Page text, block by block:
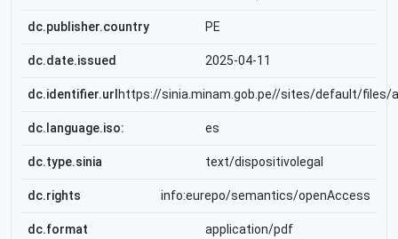
dc.publisher.country PE
dc.date.issued 2025-04-11
dc.identifier.url https://sinia.minam.gob.pe//sites/default/files/
dc.language.iso: es
dc.type.sinia text/dispositivolegal
dc.rights info:eurepo/semantics/openAccess
dc.format application/pdf